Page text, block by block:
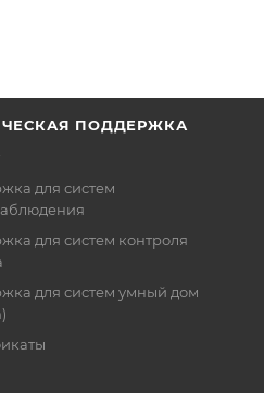
ПОДДЕРЖКА
для систем
для систем контроля
для систем умный дом